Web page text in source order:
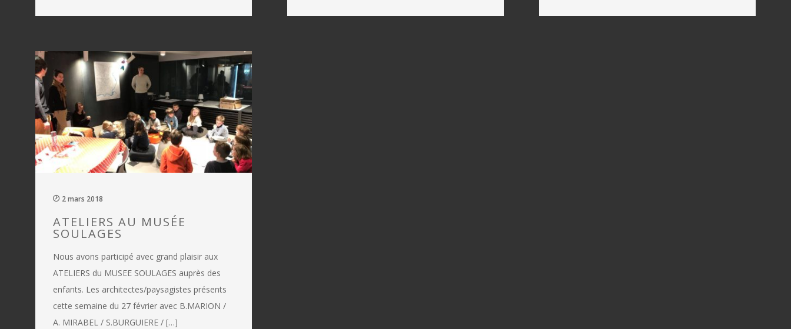
2 mars 2018
ATELIERS AU MUSÉE
SOULAGES
Nous avons participé avec grand plaisir aux
ATELIERS du MUSEE SOULAGES auprès des
enfants. Les architectes/paysagistes présents
cette semaine du 27 février avec B.MARION /
A. MIRABEL / S.BURGUIERE / […]